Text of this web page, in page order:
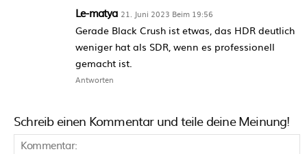
Le-matya 21. Juni 2023 Beim 19:56
Gerade Black Crush ist etwas, das HDR deutlich
weniger hat als SDR, wenn es professionell
gemacht ist.
Antworten
Schreib einen Kommentar und teile deine Meinung!